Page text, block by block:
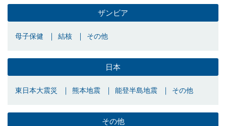
ザンビア
母子保健 結核 その他
日本
東日本大震災 熊本地震 能登半島地震 その他
その他